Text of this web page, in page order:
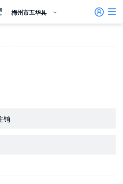
政府
广东政务服务网
梅州市五华县
销